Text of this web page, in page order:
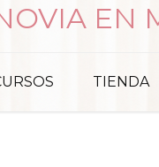
EN
TIENDA